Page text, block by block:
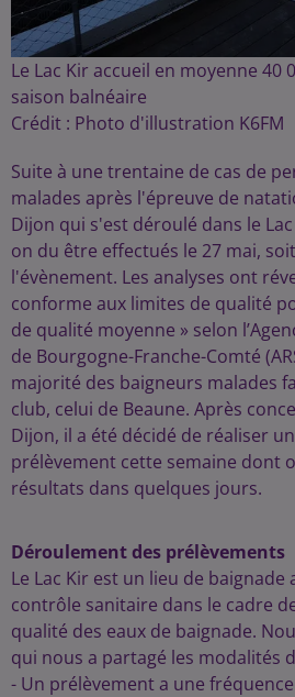
Le Lac Kir accueil en moyenne 40
saison balnéaire
Crédit : Photo d'illustration K6FM
Suite à une trentaine de cas de
malades après l'épreuve de
Dijon qui s'est déroulé dans le
on du être effectués le 27 mai,
l'évènement. Les analyses ont
conforme aux limites de qualité
de qualité moyenne » selon
de Bourgogne-Franche-Comté
majorité des baigneurs malades
club, celui de Beaune. Après
Dijon, il a été décidé de réaliser
prélèvement cette semaine dont
résultats dans quelques jours.
Déroulement des prélèvements
Le Lac Kir est un lieu de baignade
contrôle sanitaire dans le cadre
qualité des eaux de baignade.
qui nous a partagé les modalités
- Un prélèvement a une